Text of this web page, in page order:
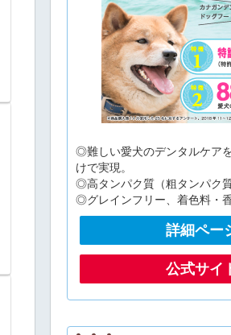
◎難しい愛犬のデンタルケア
けで実現。
◎高タンパク質（粗タンパク質
◎グレインフリー、着色料・
詳細ペー
公式サイ